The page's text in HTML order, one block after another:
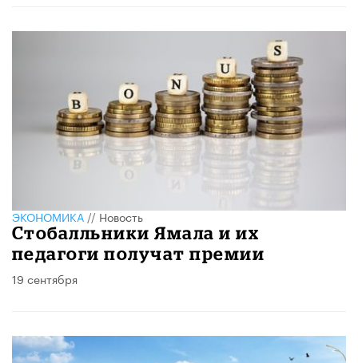
ЭКОНОМИКА//Новость
Стобалльники Ямала и их
педагоги получат премии
19 сентября